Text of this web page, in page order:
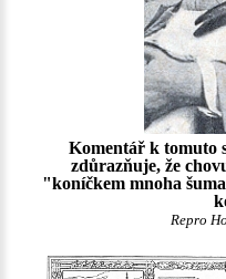
Komentář k tomuto
zdůrazňuje, že
"koníčkem mnoha
Repro